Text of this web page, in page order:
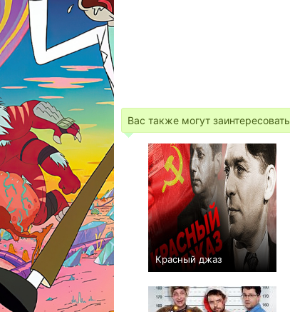
Вас также могут заинтересовать
Красный джаз
0